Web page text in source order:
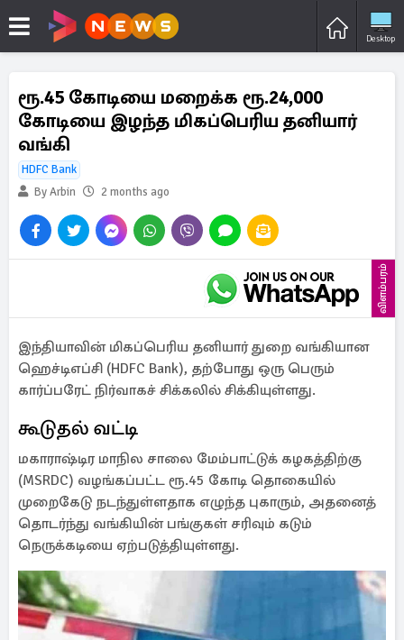
Desktop
ரூ.45 கோடியை மறைக்க ரூ.24,000
கோடியை இழந்த மிகப்பெரிய தனியார்
வங்கி
HDFC Bank
By Arbin
2 months ago
விளம்பரம்
இந்தியாவின் மிகப்பெரிய தனியார் துறை வங்கியான
ஹெச்டிஎப்சி (HDFC Bank), தற்போது ஒரு பெரும்
கார்ப்பரேட் நிர்வாகச் சிக்கலில் சிக்கியுள்ளது.
கூடுதல் வட்டி
மகாராஷ்டிர மாநில சாலை மேம்பாட்டுக் கழகத்திற்கு
(MSRDC) வழங்கப்பட்ட ரூ.45 கோடி தொகையில்
முறைகேடு நடந்துள்ளதாக எழுந்த புகாரும், அதனைத்
தொடர்ந்து வங்கியின் பங்குகள் சரிவும் கடும்
நெருக்கடியை ஏற்படுத்தியுள்ளது.